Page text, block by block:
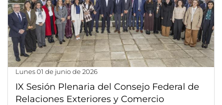
lunes 01 de junio de 2026
IX Sesión Plenaria del Consejo Federal de
Relaciones Exteriores y Comercio